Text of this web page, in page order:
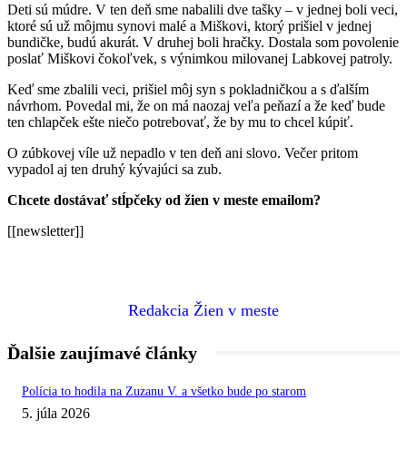
Deti sú múdre. V ten deň sme nabalili dve tašky – v jednej boli veci,
ktoré sú už môjmu synovi malé a Miškovi, ktorý prišiel v jednej
bundičke, budú akurát. V druhej boli hračky. Dostala som povolenie
poslať Miškovi čokoľvek, s výnimkou milovanej Labkovej patroly.
Keď sme zbalili veci, prišiel môj syn s pokladničkou a s ďalším
návrhom. Povedal mi, že on má naozaj veľa peňazí a že keď bude
ten chlapček ešte niečo potrebovať, že by mu to chcel kúpiť.
O zúbkovej víle už nepadlo v ten deň ani slovo. Večer pritom
vypadol aj ten druhý kývajúci sa zub.
Chcete dostávať stĺpčeky od žien v meste emailom?
[[newsletter]]
Redakcia Žien v meste
Ďalšie zaujímavé články
Polícia to hodila na Zuzanu V. a všetko bude po starom
5. júla 2026